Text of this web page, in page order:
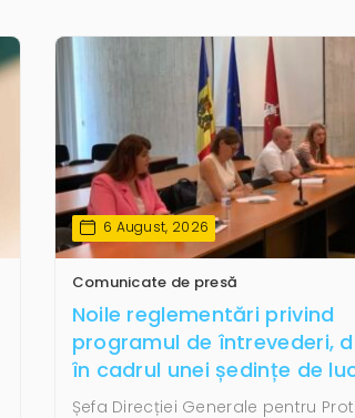
6 August, 2026
Comunicate de presă
Noile reglementări privind
programul de întrevederi,
în cadrul unei ședințe de
Șefa Direcției Generale pentru